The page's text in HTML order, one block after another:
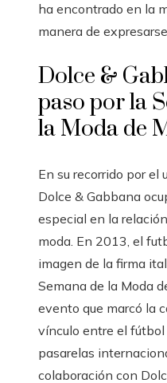
ha encontrado en la
manera de
Dolce &
paso por la
la Moda de
En su recorrido por el
Dolce & Gabbana
especial en la
moda. En 2013, el
imagen de la firma
Semana de la Moda
evento que marcó la
vínculo entre el
pasarelas
colaboración con